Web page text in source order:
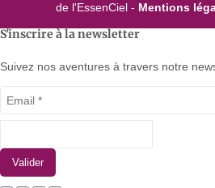
de l'EssenCiel - Mentions
S'inscrire à la newsletter
Suivez nos aventures à travers notre
Valider